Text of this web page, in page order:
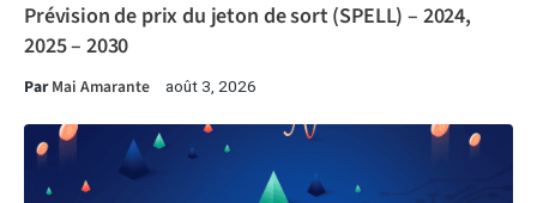
Prévision de prix du jeton de sort (SPELL) – 2024,
2025 – 2030
ParMai Amarante août 3, 2026